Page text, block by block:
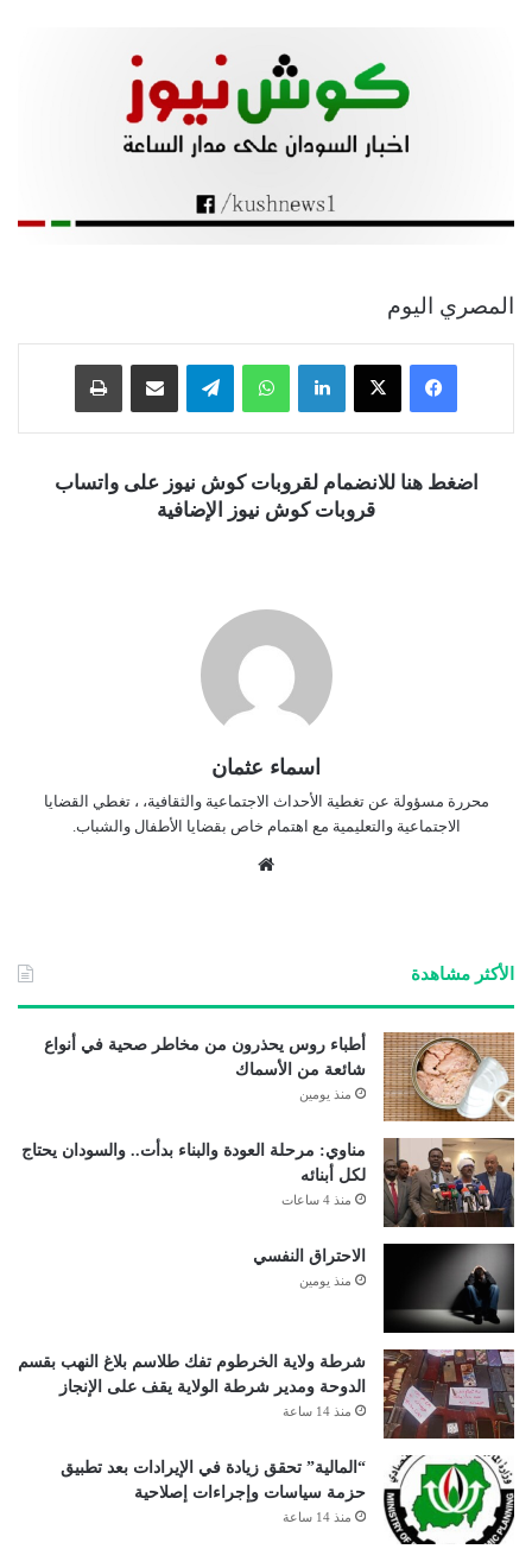
المصري اليوم
فيسبوك ‫X لينكدإن واتساب تيلقرام
اضغط هنا للانضمام لقروبات كوش نيوز على واتساب
قروبات كوش نيوز الإضافية
اسماء عثمان
محررة مسؤولة عن تغطية الأحداث الاجتماعية والثقافية، ، تغطي القضايا
الاجتماعية والتعليمية مع اهتمام خاص بقضايا الأطفال والشباب.
الأكثر مشاهدة
أطباء روس يحذرون من مخاطر صحية في أنواع
شائعة من الأسماك
منذ يومين
مناوي: مرحلة العودة والبناء بدأت.. والسودان يحتاج
لكل أبنائه
منذ 4 ساعات
الاحتراق النفسي
منذ يومين
شرطة ولاية الخرطوم تفك طلاسم بلاغ النهب بقسم
الدوحة ومدير شرطة الولاية يقف على الإنجاز
منذ 14 ساعة
“المالية” تحقق زيادة في الإيرادات بعد تطبيق
حزمة سياسات وإجراءات إصلاحية
منذ 14 ساعة